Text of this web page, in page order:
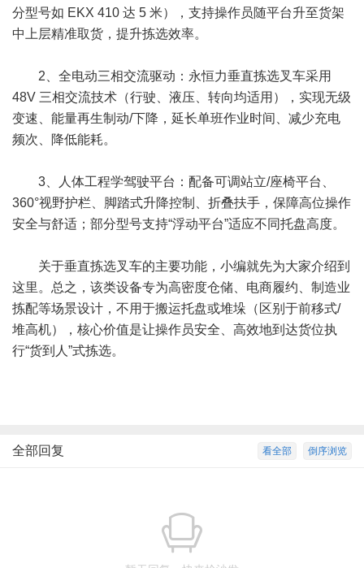
分型号如 EKX 410 达 5 米），支持操作员随平台升至货架
中上层精准取货，提升拣选效率。
2、‌全电动三相交流驱动‌：永恒力垂直拣选叉车采用
‌48V 三相交流技术‌（行驶、液压、转向均适用），实现无级
变速、能量再生制动/下降，‌延长单班作业时间、减少充电
频次、降低能耗‌。
3、‌人体工程学驾驶平台‌：配备‌可调站立/座椅平台、
360°视野护栏、脚踏式升降控制、折叠扶手‌，保障高位操作
安全与舒适；部分型号支持“浮动平台”适应不同托盘高度。
关于垂直拣选叉车的主要功能，小编就先为大家介绍到
这里。总之，该类设备专为‌高密度仓储、电商履约、制造业
拣配‌等场景设计，不用于搬运托盘或堆垛（区别于前移式/
堆高机），核心价值是‌让操作员安全、高效地到达货位执
行“货到人”式拣选‌。‌‌‌‌
倒序浏览
看全部
全部回复